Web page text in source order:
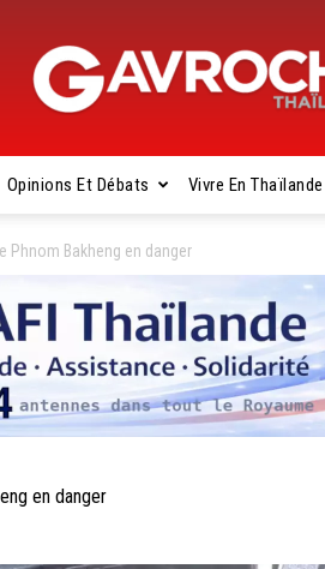
Gavroche
Thaïlande
Opinions Et Débats Vivre En Thaïlande
Phnom Bakheng en danger
en danger